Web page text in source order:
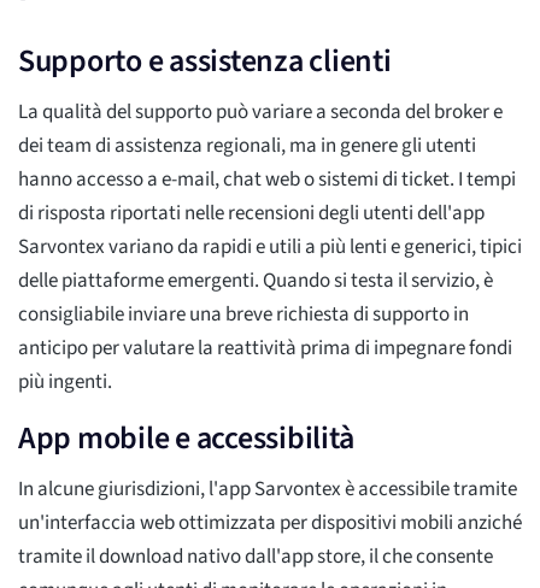
Supporto e assistenza clienti
La qualità del supporto può variare a seconda del broker e
dei team di assistenza regionali, ma in genere gli utenti
hanno accesso a e-mail, chat web o sistemi di ticket. I tempi
di risposta riportati nelle recensioni degli utenti dell'app
Sarvontex variano da rapidi e utili a più lenti e generici, tipici
delle piattaforme emergenti. Quando si testa il servizio, è
consigliabile inviare una breve richiesta di supporto in
anticipo per valutare la reattività prima di impegnare fondi
più ingenti.
App mobile e accessibilità
In alcune giurisdizioni, l'app Sarvontex è accessibile tramite
un'interfaccia web ottimizzata per dispositivi mobili anziché
tramite il download nativo dall'app store, il che consente